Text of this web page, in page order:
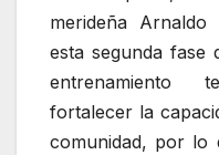
merideña
esta segunda fase
entrenamiento
fortalecer la
comunidad, por lo